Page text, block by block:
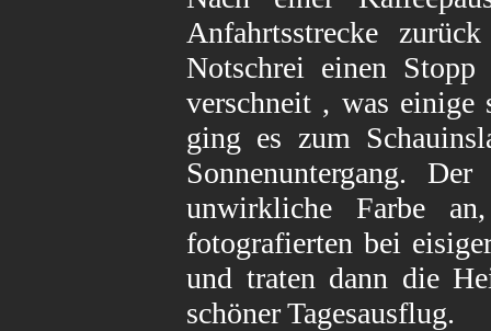
Anfahrtsstrecke
Notschrei einen
verschneit , was einige
ging es zum
Sonnenuntergang.
unwirkliche Farbe
fotografierten bei
und traten dann die
schöner Tagesausflug.